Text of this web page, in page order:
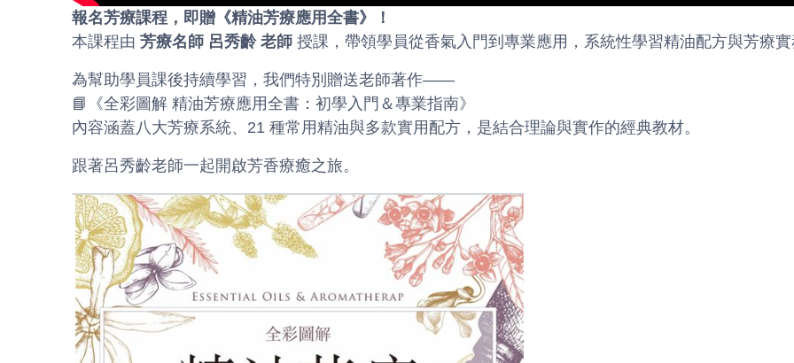
報名芳療課程，即贈《精油芳療應用全書》！
本課程由 芳療名師 呂秀齡 老師 授課，帶領學員從香氣入門到專業應用，系統性學習精油配方與芳療
為幫助學員課後持續學習，我們特別贈送老師著作——
📘《全彩圖解 精油芳療應用全書：初學入門＆專業指南》
內容涵蓋八大芳療系統、21 種常用精油與多款實用配方，是結合理論與實作的經典教材。
跟著呂秀齡老師一起開啟芳香療癒之旅。